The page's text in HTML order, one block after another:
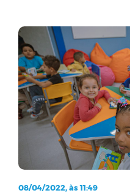
08/04/2022, às 11:49